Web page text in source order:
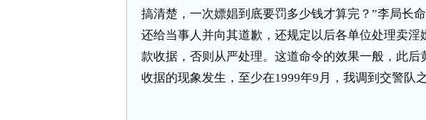
搞清楚，一次嫖娼到底要罚多少钱才算完？”李局长
还给当事人并向其道歉，还规定以后各单位处理卖
款收据，否则从严处理。这道命令的效果一般，此
收据的现象发生，至少在1999年9 月，我调到交警队